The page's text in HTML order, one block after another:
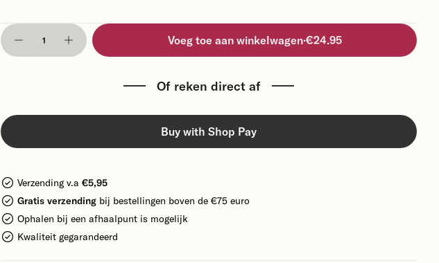
Voeg toe aan winkelwagen·€24.95
Of reken direct af
Buy with Shop Pay
Verzending v.a €5,95
Gratis verzending bij bestellingen boven de €75 euro
Ophalen bij een afhaalpunt is mogelijk
Kwaliteit gegarandeerd